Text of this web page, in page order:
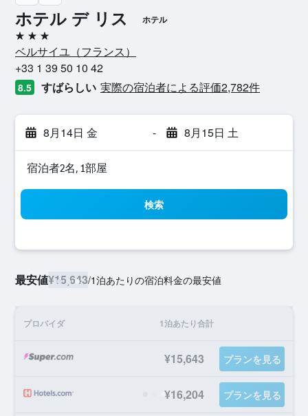
ホテル デ リス ホテル
3つ星
ベルサイユ​（フランス​）​
+33 1 39 50 10 42
8.5 すばらしい 実際の宿泊者による評価2,782​件
8月14日 金 - 8月15日 土
宿泊者2名, 1​部屋
検索
最安値¥15,643/1泊あたりの宿泊料金の最安値
プロバイダ 1泊あたり合計
¥15,643 プランを見る
¥16,204 プランを見る